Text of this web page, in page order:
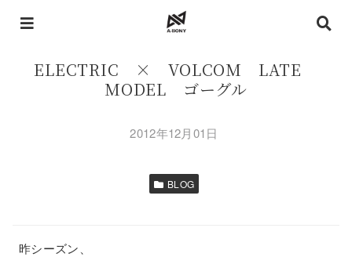
ELECTRIC × VOLCOM LATE
MODEL ゴーグル
2012年12月01日
BLOG
昨シーズン、